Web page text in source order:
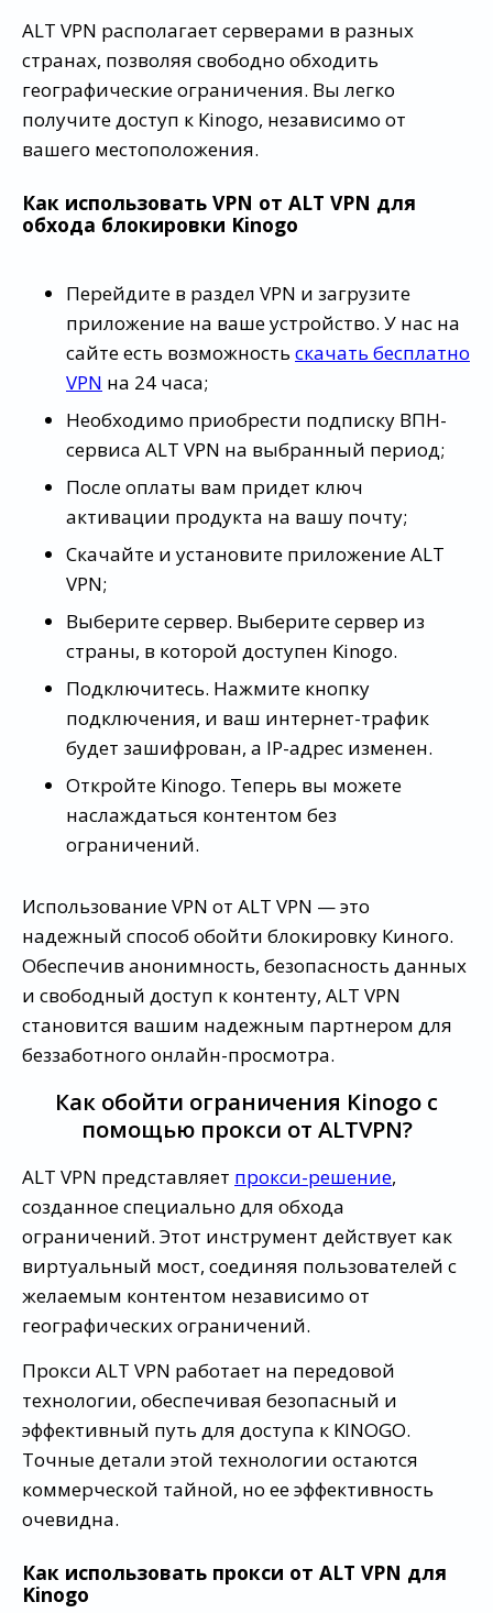
ALT VPN располагает серверами в разных
странах, позволяя свободно обходить
географические ограничения. Вы легко
получите доступ к Kinogo, независимо от
вашего местоположения.
Как использовать VPN от ALT VPN для
обхода блокировки Kinogo
Перейдите в раздел VPN и загрузите
приложение на ваше устройство. У нас на
сайте есть возможность скачать бесплатно
VPN на 24 часа;
Необходимо приобрести подписку ВПН-
сервиса ALT VPN на выбранный период;
После оплаты вам придет ключ
активации продукта на вашу почту;
Скачайте и установите приложение ALT
VPN;
Выберите сервер. Выберите сервер из
страны, в которой доступен Kinogo.
Подключитесь. Нажмите кнопку
подключения, и ваш интернет-трафик
будет зашифрован, а IP-адрес изменен.
Откройте Kinogo. Теперь вы можете
наслаждаться контентом без
ограничений.
Использование VPN от ALT VPN — это
надежный способ обойти блокировку Киного.
Обеспечив анонимность, безопасность данных
и свободный доступ к контенту, ALT VPN
становится вашим надежным партнером для
беззаботного онлайн-просмотра.
Как обойти ограничения Kinogo с
помощью прокси от ALTVPN?
ALT VPN представляет прокси-решение,
созданное специально для обхода
ограничений. Этот инструмент действует как
виртуальный мост, соединяя пользователей с
желаемым контентом независимо от
географических ограничений.
Прокси ALT VPN работает на передовой
технологии, обеспечивая безопасный и
эффективный путь для доступа к KINOGO.
Точные детали этой технологии остаются
коммерческой тайной, но ее эффективность
очевидна.
Как использовать прокси от ALT VPN для
Kinogo